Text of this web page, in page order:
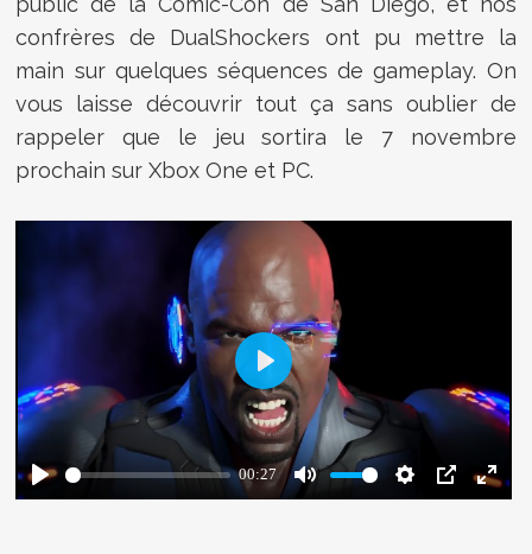
confrères de DualShockers ont pu mettre la
main sur quelques séquences de gameplay. On
vous laisse découvrir tout ça sans oublier de
rappeler que le jeu sortira le 7 novembre
prochain sur Xbox One et PC.